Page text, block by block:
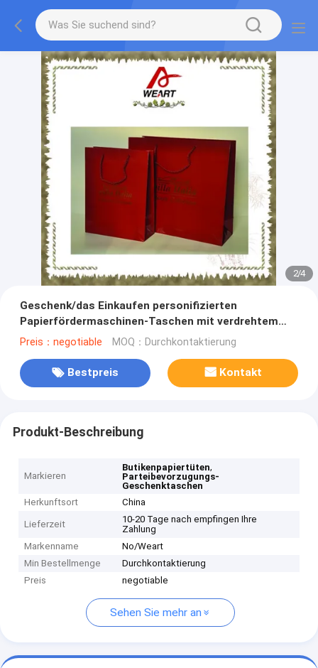
3/4
Geschenk/das Einkaufen personifizierten
Papierfördermaschinen-Taschen mit verdrehtem
Griff
Preis：negotiable MOQ：Durchkontaktierung
Bestpreis Kontakt
Produkt-Beschreibung
Markieren
Butikenpapiertüten,
Parteibevorzugungs-
Geschenktaschen
Herkunftsort
China
Lieferzeit
10-20 Tage nach empfingen Ihre
Zahlung
Markenname
No/Weart
Min Bestellmenge
Durchkontaktierung
Preis
negotiable
Sehen Sie mehr an